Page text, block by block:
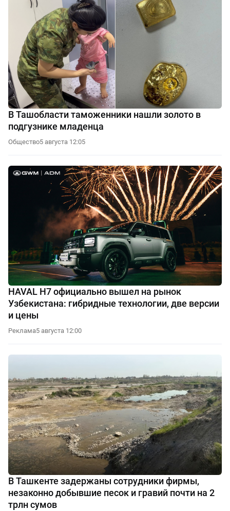
В Ташобласти таможенники нашли золото в
подгузнике младенца
Общество5 августа 12:05
HAVAL H7 официально вышел на рынок
Узбекистана: гибридные технологии, две версии
и цены
Реклама5 августа 12:00
В Ташкенте задержаны сотрудники фирмы,
незаконно добывшие песок и гравий почти на 2
трлн сумов